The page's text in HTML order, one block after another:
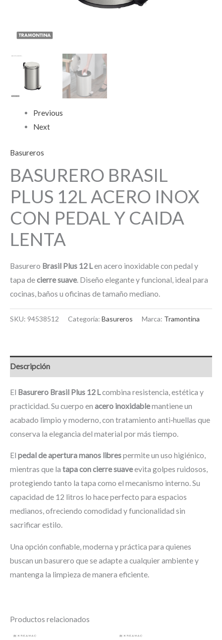
Previous
Next
Basureros
BASURERO BRASIL
PLUS 12L ACERO INOX
CON PEDAL Y CAIDA
LENTA
Basurero Brasil Plus 12 Len acero inoxidable con pedal y
tapa decierre suave. Diseño elegante y funcional, ideal para
cocinas, baños u oficinas de tamaño mediano.
SKU: 94538512 Categoría: Basureros Marca: Tramontina
Descripción
El Basurero Brasil Plus 12 L combina resistencia, estética y
practicidad. Su cuerpo en acero inoxidablemantiene un
acabado limpio y moderno, con tratamiento anti‑huellas que
conserva la elegancia del material por más tiempo.
El pedal de apertura manos librespermite un uso higiénico,
mientras que la tapa con cierre suaveevita golpes ruidosos,
protegiendo tanto la tapa como el mecanismo interno. Su
capacidad de 12 litros lo hace perfecto para espacios
medianos, ofreciendo comodidad y funcionalidad sin
sacrificar estilo.
Una opción confiable, moderna y práctica para quienes
buscan un basurero que se adapte a cualquier ambiente y
mantenga la limpieza de manera eficiente.
Productos relacionados